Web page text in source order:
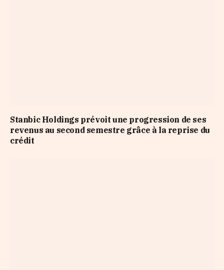
Stanbic Holdings prévoit une progression de ses
revenus au second semestre grâce à la reprise du
crédit